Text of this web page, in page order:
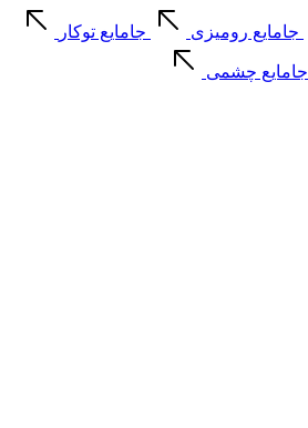
جامایع رومیزی جامایع توکار
جامایع چشمی